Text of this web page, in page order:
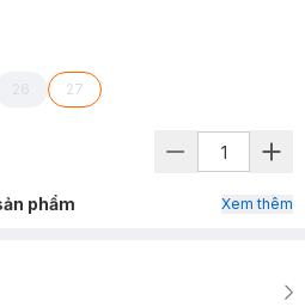
26 27
phẩm Xem thêm